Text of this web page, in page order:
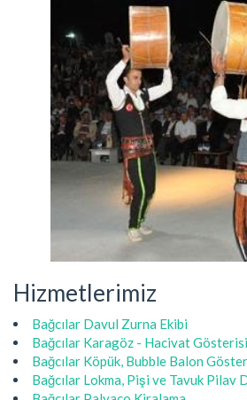
Hizmetlerimiz
Bağcılar Davul Zurna Ekibi
Bağcılar Karagöz - Hacivat
Bağcılar Köpük, Bubble Balon
Bağcılar Lokma, Pişi ve Tavuk Pilav